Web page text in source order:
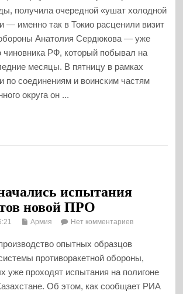
получила очередной «ушат холодной
— именно так в Токио расценили визит
Анатолия Сердюкова — уже
чиновника РФ, который побывал на
месяцы. В пятницу в рамках
по соединениям и воинским частям
округа он ...
испытания
новой ПРО
Армия Нет комментариев
опытных образцов
противоракетной обороны,
уже проходят испытания на полигоне
Об этом, как сообщает РИА